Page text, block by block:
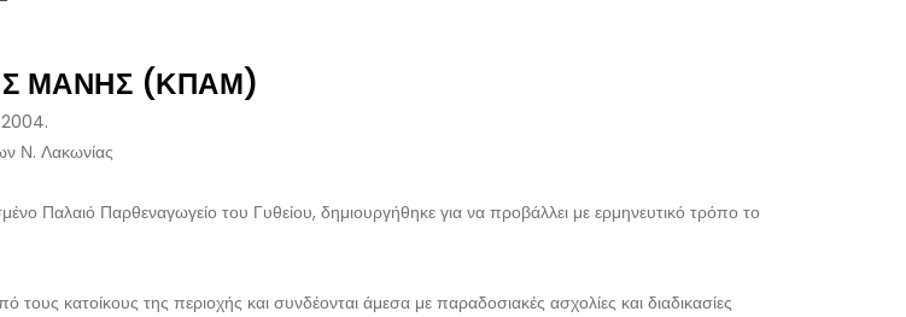
ΜΆΝΗΣ (ΚΠΑΜ)
2004.
Ν. Λακωνίας
Παλαιό Παρθεναγωγείο του Γυθείου, δημιουργήθηκε για να προβάλλει με ερμηνευτικό τρόπο το
κατοίκους της περιοχής και συνδέονται άμεσα με παραδοσιακές ασχολίες και διαδικασίες